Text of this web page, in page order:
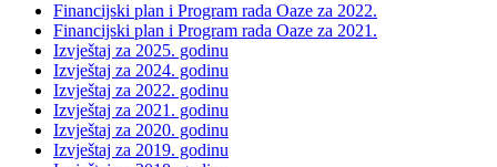
Financijski plan i Program rada Oaze za 2022.
Financijski plan i Program rada Oaze za 2021.
Izvještaj za 2025. godinu
Izvještaj za 2024. godinu
Izvještaj za 2022. godinu
Izvještaj za 2021. godinu
Izvještaj za 2020. godinu
Izvještaj za 2019. godinu